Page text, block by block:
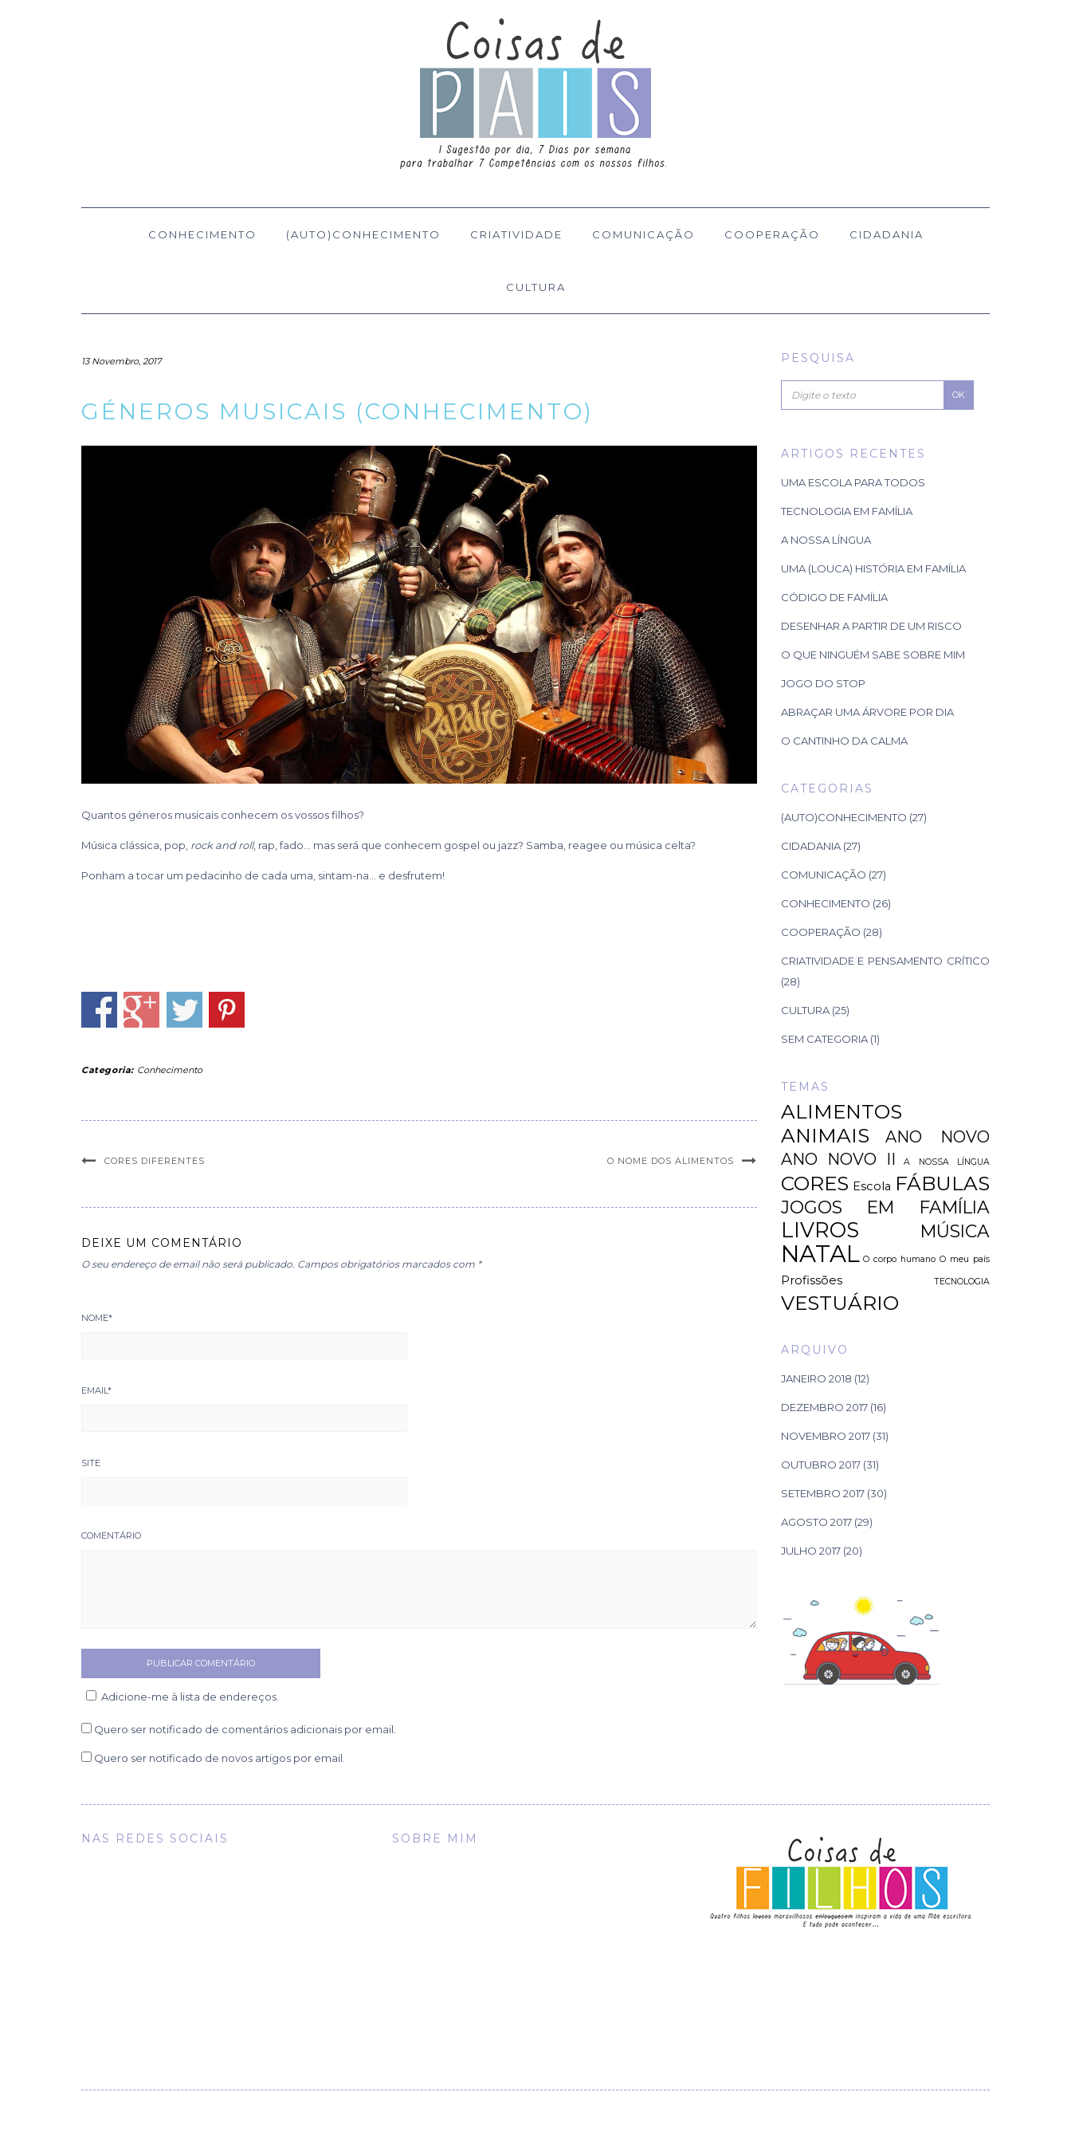
CONHECIMENTO (AUTO)CONHECIMENTO CRIATIVIDADE COMUNICAÇÃO COOPERAÇÃO CIDADANIA
CULTURA
13 Novembro, 2017
GÉNEROS MUSICAIS (CONHECIMENTO)
Quantos géneros musicais conhecem os vossos filhos?
Música clássica, pop, rock and roll, rap, fado… mas será que conhecem gospel ou jazz? Samba, reagee ou música celta?
Ponham a tocar um pedacinho de cada uma, sintam-na… e desfrutem!
Categoria: Conhecimento
CORES DIFERENTES O NOME DOS ALIMENTOS
DEIXE UM COMENTÁRIO
O seu endereço de email não será publicado. Campos obrigatórios marcados com *
NOME*
EMAIL *
SITE
COMENTÁRIO
Adicione-me à lista de endereços.
Quero ser notificado de comentários adicionais por email.
Quero ser notificado de novos artigos por email.
PESQUISA
OK
ARTIGOS RECENTES
UMA ESCOLA PARA TODOS
TECNOLOGIA EM FAMÍLIA
A NOSSA LÍNGUA
UMA (LOUCA) HISTÓRIA EM FAMÍLIA
CÓDIGO DE FAMÍLIA
DESENHAR A PARTIR DE UM RISCO
O QUE NINGUÉM SABE SOBRE MIM
JOGO DO STOP
ABRAÇAR UMA ÁRVORE POR DIA
O CANTINHO DA CALMA
CATEGORIAS
(AUTO)CONHECIMENTO (27)
CIDADANIA(27)
COMUNICAÇÃO (27)
CONHECIMENTO (26)
COOPERAÇÃO (28)
CRIATIVIDADE E PENSAMENTO CRÍTICO
(28)
CULTURA(25)
SEM CATEGORIA(1)
TEMAS
ALIMENTOS
ANIMAIS
ANO NOVO
ANO NOVO II
A NOSSA LÍNGUA
CORES Escola FÁBULAS
JOGOS EM FAMÍLIA
LIVROS MÚSICA
NATAL O corpo humano O meu país
Profissões TECNOLOGIA
VESTUÁRIO
ARQUIVO
JANEIRO 2018 (12)
DEZEMBRO 2017(16)
NOVEMBRO 2017(31)
OUTUBRO 2017(31)
SETEMBRO 2017(30)
AGOSTO 2017(29)
JULHO 2017(20)
NAS REDES SOCIAIS SOBRE MIM